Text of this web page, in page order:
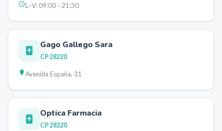
L–V:09:00 - 21:30
Gago Gallego Sara
CP28220
Avenida España, 31
Optica Farmacia
CP28220